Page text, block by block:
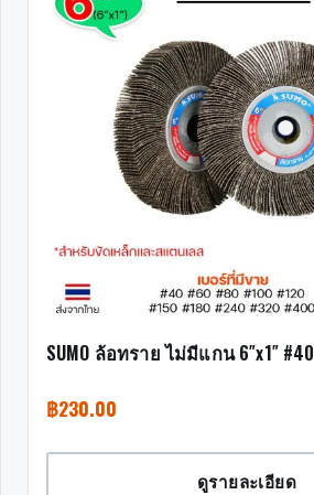
SUMO ล้อทราย ไม่มีแกน 6″x1″ #40
฿230.00
ดูรายละเอียด